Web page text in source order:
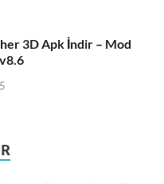
3D Apk İndir – Mod